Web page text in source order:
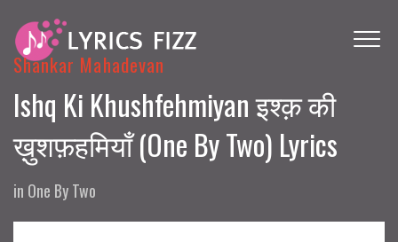
Shankar Mahadevan
Ishq Ki Khushfehmiyan इश्क़ की
ख़ुशफ़हमियाँ (One By Two) Lyrics
in One By Two